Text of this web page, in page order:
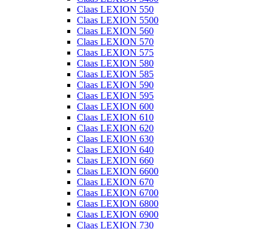
Claas LEXION 550
Claas LEXION 5500
Claas LEXION 560
Claas LEXION 570
Claas LEXION 575
Claas LEXION 580
Claas LEXION 585
Claas LEXION 590
Claas LEXION 595
Claas LEXION 600
Claas LEXION 610
Claas LEXION 620
Claas LEXION 630
Claas LEXION 640
Claas LEXION 660
Claas LEXION 6600
Claas LEXION 670
Claas LEXION 6700
Claas LEXION 6800
Claas LEXION 6900
Claas LEXION 730